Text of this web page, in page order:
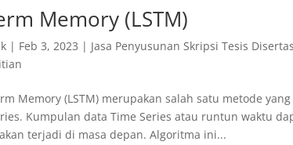
Memory (LSTM)
| Feb 3, 2023 | Jasa Penyusunan Skripsi Tesis
Memory (LSTM) merupakan salah satu metode
Kumpulan data Time Series atau runtun waktu
terjadi di masa depan. Algoritma ini...